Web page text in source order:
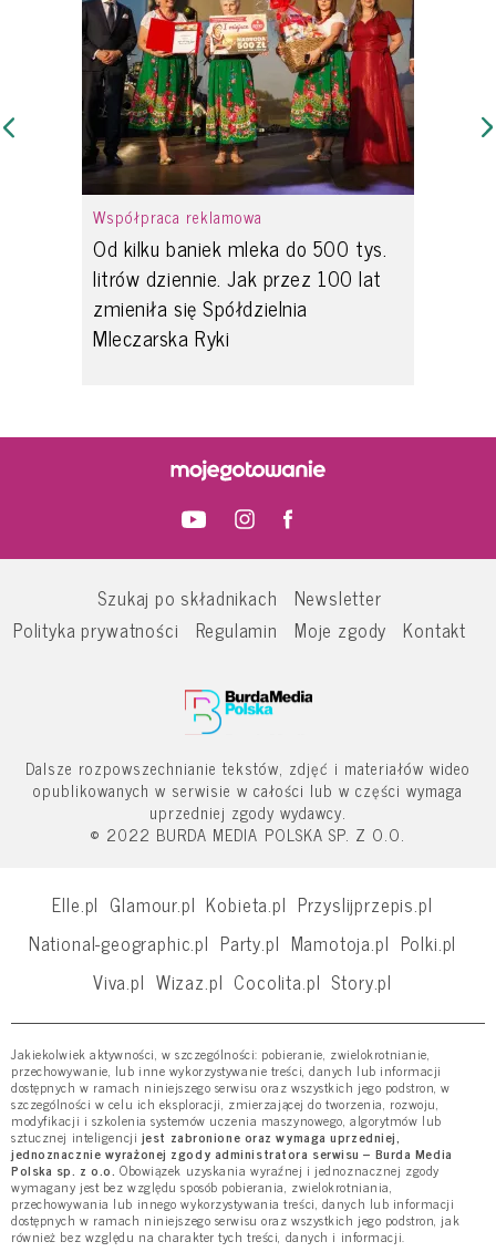
Współpraca reklamowa
Od kilku baniek mleka do 500 tys.
litrów dziennie. Jak przez 100 lat
zmieniła się Spółdzielnia
Mleczarska Ryki
Szukaj po składnikach
Newsletter
Polityka prywatności
Regulamin Moje zgody Kontakt
Dalsze rozpowszechnianie tekstów, zdjęć i materiałów wideo
opublikowanych w serwisie w całości lub w części wymaga
uprzedniej zgody wydawcy.
© 2022 BURDA MEDIA POLSKA SP. Z O.O.
Elle.pl Glamour.pl Kobieta.pl Przyslijprzepis.pl
National-geographic.pl Party.pl Mamotoja.pl Polki.pl
Viva.pl Wizaz.pl Cocolita.pl Story.pl
Jakiekolwiek aktywności, w szczególności: pobieranie, zwielokrotnianie,
przechowywanie, lub inne wykorzystywanie treści, danych lub informacji
dostępnych w ramach niniejszego serwisu oraz wszystkich jego podstron, w
szczególności w celu ich eksploracji, zmierzającej do tworzenia, rozwoju,
modyfikacji i szkolenia systemów uczenia maszynowego, algorytmów lub
sztucznej inteligencji jest zabronione oraz wymaga uprzedniej,
jednoznacznie wyrażonej zgody administratora serwisu – Burda Media
Polska sp. z o.o. Obowiązek uzyskania wyraźnej i jednoznacznej zgody
wymagany jest bez względu sposób pobierania, zwielokrotniania,
przechowywania lub innego wykorzystywania treści, danych lub informacji
dostępnych w ramach niniejszego serwisu oraz wszystkich jego podstron, jak
również bez względu na charakter tych treści, danych i informacji.